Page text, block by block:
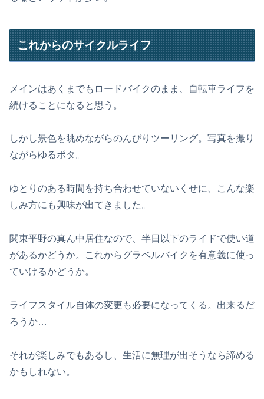
これからのサイクルライフ
メインはあくまでもロードバイクのまま、自転車ライフを
続けることになると思う。
しかし景色を眺めながらのんびりツーリング。写真を撮り
ながらゆるポタ。
ゆとりのある時間を持ち合わせていないくせに、こんな楽
しみ方にも興味が出てきました。
関東平野の真ん中居住なので、半日以下のライドで使い道
があるかどうか。これからグラベルバイクを有意義に使っ
ていけるかどうか。
ライフスタイル自体の変更も必要になってくる。出来るだ
ろうか…
それが楽しみでもあるし、生活に無理が出そうなら諦める
かもしれない。